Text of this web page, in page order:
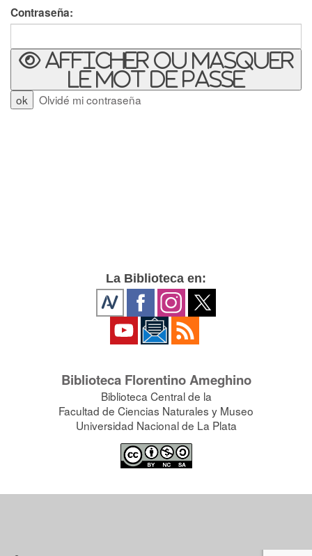
Contraseña:
Afficher ou masquer
le mot de passe
Olvidé mi contraseña
La Biblioteca en:
Biblioteca Florentino Ameghino
Biblioteca Central de la
Facultad de Ciencias Naturales y Museo
Universidad Nacional de La Plata